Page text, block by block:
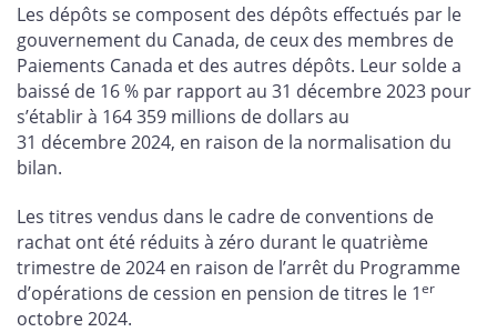
Les dépôts se composent des dépôts effectués par le
gouvernement du Canada, de ceux des membres de
Paiements Canada et des autres dépôts. Leur solde a
baissé de 16 % par rapport au 31 décembre 2023 pour
s’établir à 164 359 millions de dollars au
31 décembre 2024, en raison de la normalisation du
bilan.
Les titres vendus dans le cadre de conventions de
rachat ont été réduits à zéro durant le quatrième
trimestre de 2024 en raison de l’arrêt du Programme
d’opérations de cession en pension de titres le 1er
octobre 2024.